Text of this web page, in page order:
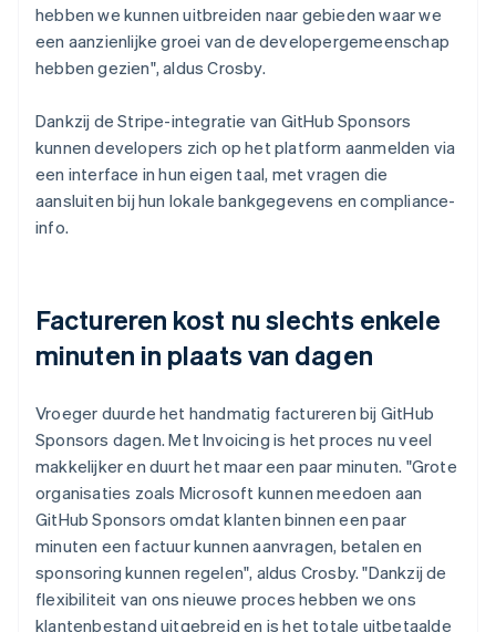
hebben we kunnen uitbreiden naar gebieden waar we
een aanzienlijke groei van de developergemeenschap
hebben gezien", aldus Crosby.
Dankzij de Stripe-integratie van GitHub Sponsors
kunnen developers zich op het platform aanmelden via
een interface in hun eigen taal, met vragen die
aansluiten bij hun lokale bankgegevens en compliance-
info.
Factureren kost nu slechts enkele
minuten in plaats van dagen
Vroeger duurde het handmatig factureren bij GitHub
Sponsors dagen. Met Invoicing is het proces nu veel
makkelijker en duurt het maar een paar minuten. "Grote
organisaties zoals Microsoft kunnen meedoen aan
GitHub Sponsors omdat klanten binnen een paar
minuten een factuur kunnen aanvragen, betalen en
sponsoring kunnen regelen", aldus Crosby. "Dankzij de
flexibiliteit van ons nieuwe proces hebben we ons
klantenbestand uitgebreid en is het totale uitbetaalde